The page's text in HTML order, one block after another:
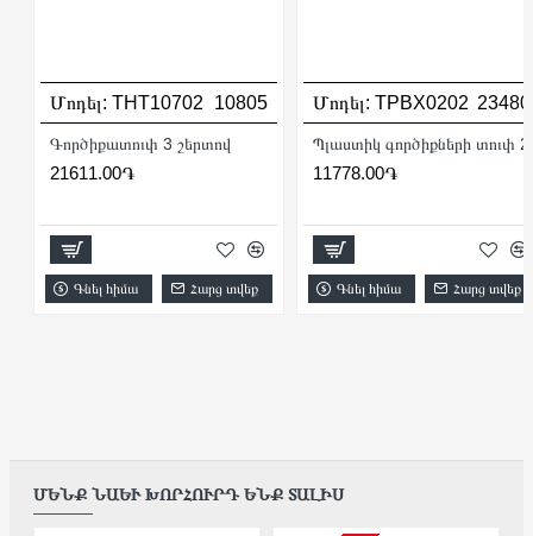
Մոդել: THT10702 10805
Գործիքատուփ 3 շերտով
21611.00֏
Գնել հիմա Հարց տվեք
Մոդել: TPBX0202 23480
Պլաստիկ գործիքների տուփ
11778.00֏
Գնել հիմա Հարց տվեք
ՄԵՆՔ ՆԱԵՒ ԽՈՐՀՈՒՐԴ ԵՆՔ ՏԱԼԻՍ